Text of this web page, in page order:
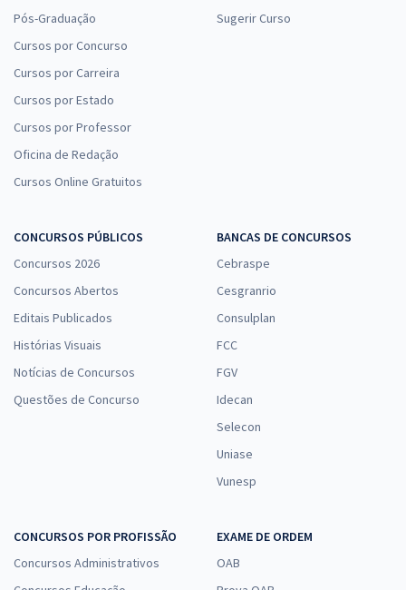
Pós-Graduação
Cursos por Concurso
Cursos por Carreira
Cursos por Estado
Cursos por Professor
Oficina de Redação
Cursos Online Gratuitos
Sugerir Curso
CONCURSOS PÚBLICOS
Concursos 2026
Concursos Abertos
Editais Publicados
Histórias Visuais
Notícias de Concursos
Questões de Concurso
BANCAS DE CONCURSOS
Cebraspe
Cesgranrio
Consulplan
FCC
FGV
Idecan
Selecon
Uniase
Vunesp
CONCURSOS POR PROFISSÃO
Concursos Administrativos
EXAME DE ORDEM
OAB